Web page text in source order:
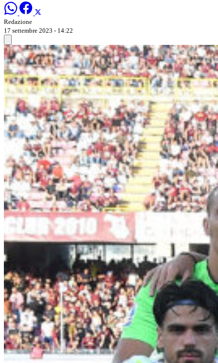
Redazione
17 settembre 2023 - 14:22